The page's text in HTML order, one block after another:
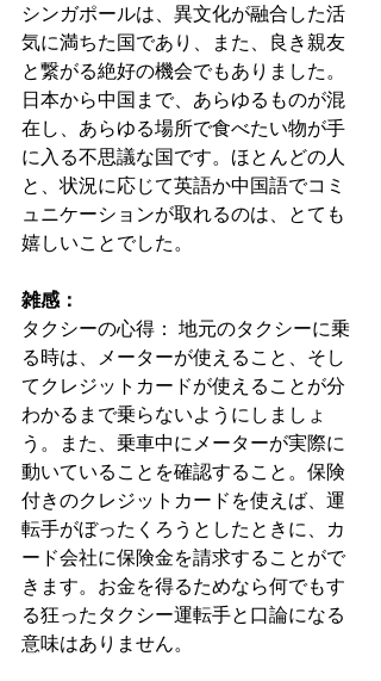
シンガポールは、異文化が融合した活
気に満ちた国であり、また、良き親友
と繋がる絶好の機会でもありました。
日本から中国まで、あらゆるものが混
在し、あらゆる場所で食べたい物が手
に入る不思議な国です。ほとんどの人
と、状況に応じて英語か中国語でコミ
ュニケーションが取れるのは、とても
嬉しいことでした。
雑感：
タクシーの心得： 地元のタクシーに乗
る時は、メーターが使えること、そし
てクレジットカードが使えることが分
わかるまで乗らないようにしましょ
う。また、乗車中にメーターが実際に
動いていることを確認すること。保険
付きのクレジットカードを使えば、運
転手がぼったくろうとしたときに、カ
ード会社に保険金を請求することがで
きます。お金を得るためなら何でもす
る狂ったタクシー運転手と口論になる
意味はありません。